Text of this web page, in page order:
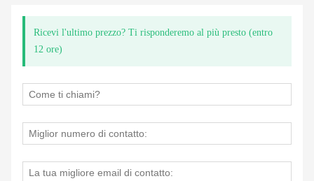
Ricevi l'ultimo prezzo? Ti risponderemo al più presto (entro
12 ore)